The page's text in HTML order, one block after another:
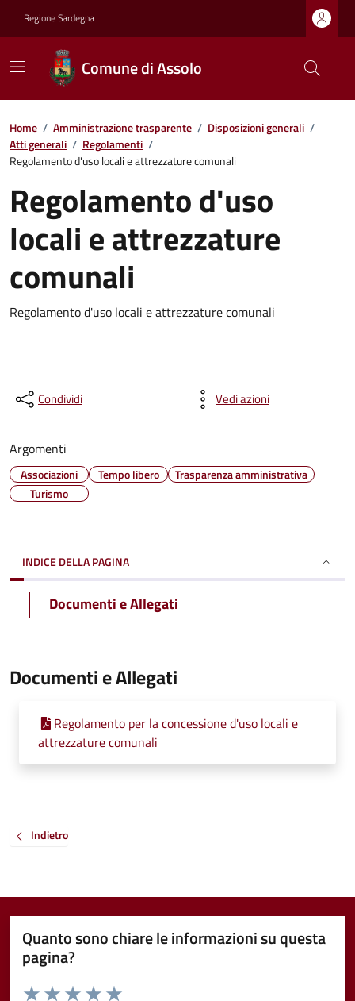
Regione Sardegna
Comune di Assolo
Home / Amministrazione trasparente / Disposizioni generali /
Atti generali / Regolamenti /
Regolamento d'uso locali e attrezzature comunali
Regolamento d'uso
locali e attrezzature
comunali
Regolamento d'uso locali e attrezzature comunali
Condividi Vedi azioni
Argomenti
Associazioni Tempo libero
Trasparenza amministrativa
Turismo
INDICE DELLA PAGINA
Documenti e Allegati
Documenti e Allegati
Regolamento per la concessione d'uso locali e
attrezzature comunali
Indietro
Quanto sono chiare le informazioni su questa
pagina?
Valuta da 1 a 5 stelle la pagina